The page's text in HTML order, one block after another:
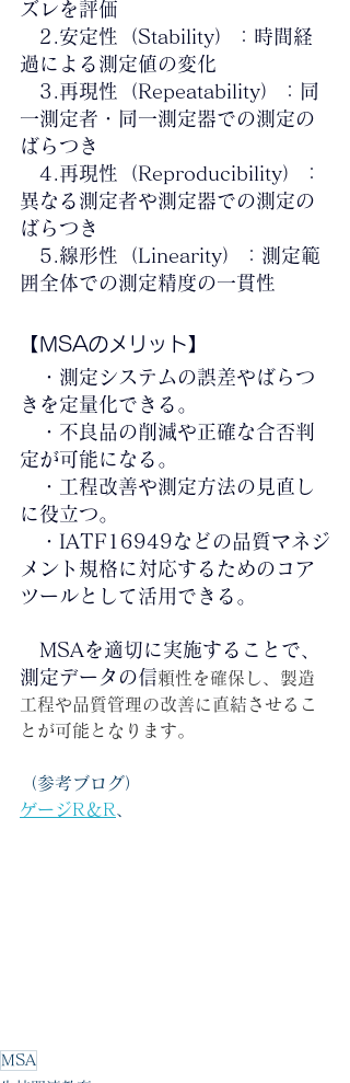
ズレを評価
2.安定性（Stability）：時間経
過による測定値の変化
3.再現性（Repeatability）：同
一測定者・同一測定器での測定の
ばらつき
4.再現性（Reproducibility）：
異なる測定者や測定器での測定の
ばらつき
5.線形性（Linearity）：測定範
囲全体での測定精度の一貫性
【MSAのメリット】
・測定システムの誤差やばらつ
きを定量化できる。
・不良品の削減や正確な合否判
定が可能になる。
・工程改善や測定方法の見直し
に役立つ。
・IATF16949などの品質マネジ
メント規格に対応するためのコア
ツールとして活用できる。
MSAを適切に実施することで、
測定データの信頼性を確保し、製造
工程や品質管理の改善に直結させるこ
とが可能となります。
（参考ブログ）
ゲージR＆R
MSA